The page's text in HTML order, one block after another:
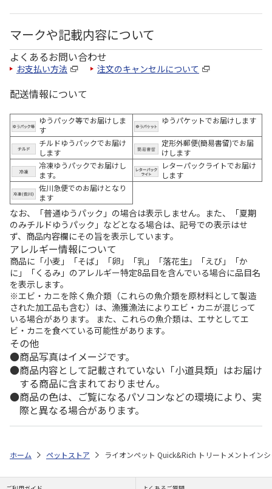
マークや記載内容について
よくあるお問い合わせ
お支払い方法 注文のキャンセルについて
配送情報について
ゆうパック等でお届けしま
す
ゆうパケットでお届けします
チルドゆうパックでお届け
します
定形外郵便(簡易書留)でお届
けします
冷凍ゆうパックでお届けし
ます。
レターパックライトでお届け
します
佐川急便でのお届けとなり
ます
なお、「普通ゆうパック」の場合は表示しません。また、「夏期
のみチルドゆうパック」などとなる場合は、記号での表示はせ
ず、商品内容欄にその旨を表示しています。
アレルギー情報について
商品に「小麦」「そば」「卵」「乳」「落花生」「えび」「か
に」「くるみ」のアレルギー特定8品目を含んでいる場合に品目名
を表示します。
※エビ・カニを除く魚介類（これらの魚介類を原材料として製造
された加工品も含む）は、漁獲漁法によりエビ・カニが混じって
いる場合があります。 また、これらの魚介類は、エサとしてエ
ビ・カニを食べている可能性があります。
その他
商品写真はイメージです。
商品内容として記載されていない「小道具類」はお届け
する商品に含まれておりません。
商品の色は、ご覧になるパソコンなどの環境により、実
際と異なる場合があります。
ホーム ペットストア ライオンペット Quick&Rich トリートメントイン